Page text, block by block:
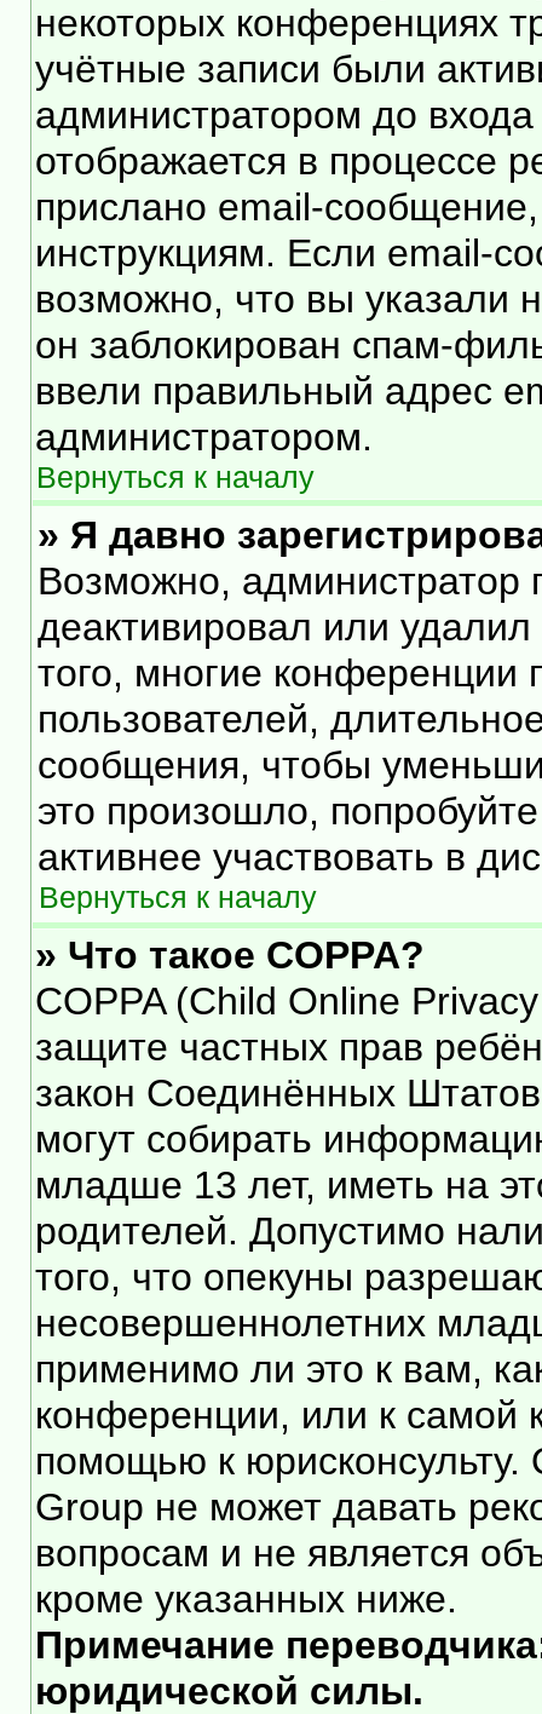
некоторых конференциях
учётные записи были
администратором до
отображается в процессе
прислано email-
инструкциям. Если email-
возможно, что вы указали
он заблокирован спам-
ввели правильный адрес
администратором.
Вернуться к началу
» Я давно
Возможно, администратор
деактивировал или
того, многие конференции
пользователей,
сообщения, чтобы
это произошло,
активнее участвовать в
Вернуться к началу
» Что такое COPPA?
COPPA (Child Online
защите частных прав
закон Соединённых
могут собирать
младше 13 лет, иметь на
родителей. Допустимо
того, что опекуны
несовершеннолетних
применимо ли это к вам,
конференции, или к самой
помощью к
Group не может давать
вопросам и не является
кроме указанных ниже.
Примечание
юридической силы.